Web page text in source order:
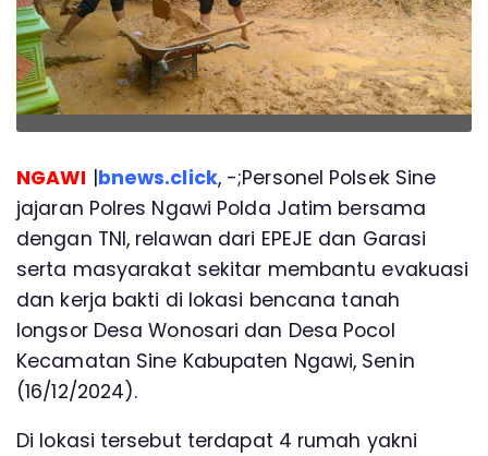
NGAWI |bnews.click, -;Personel Polsek Sine
jajaran Polres Ngawi Polda Jatim bersama
dengan TNI, relawan dari EPEJE dan Garasi
serta masyarakat sekitar membantu evakuasi
dan kerja bakti di lokasi bencana tanah
longsor Desa Wonosari dan Desa Pocol
Kecamatan Sine Kabupaten Ngawi, Senin
(16/12/2024).
Di lokasi tersebut terdapat 4 rumah yakni